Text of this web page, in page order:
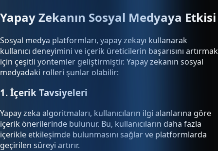
Yapay Zekanın Sosyal Medyaya Etkisi
Sosyal medya platformları, yapay zekayı kullanarak
kullanıcı deneyimini ve içerik üreticilerin başarısını artırmak
için çeşitli yöntemler geliştirmiştir. Yapay zekanın sosyal
medyadaki rolleri şunlar olabilir:
1. İçerik Tavsiyeleri
Yapay zeka algoritmaları, kullanıcıların ilgi alanlarına göre
içerik önerilerinde bulunur. Bu, kullanıcıların daha fazla
içerikle etkileşimde bulunmasını sağlar ve platformlarda
geçirilen süreyi artırır.